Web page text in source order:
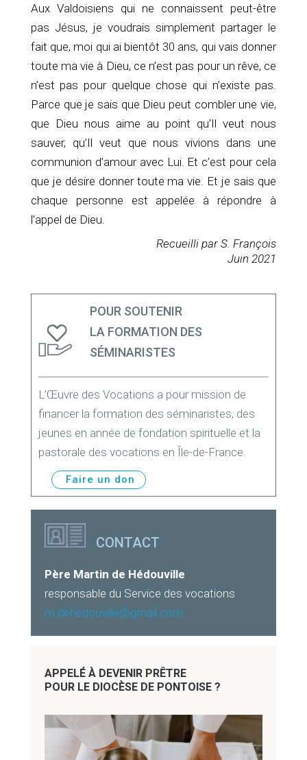
Aux Valdoisiens qui ne connaissent peut-être
pas Jésus, je voudrais simplement partager le
fait que, moi qui ai bientôt 30 ans, qui vais donner
toute ma vie à Dieu, ce n’est pas pour un rêve, ce
n’est pas pour quelque chose qui n’existe pas.
Parce que je sais que Dieu peut combler une vie,
que Dieu nous aime au point qu’Il veut nous
sauver, qu’Il veut que nous vivions dans une
communion d’amour avec Lui. Et c’est pour cela
que je désire donner toute ma vie. Et je sais que
chaque personne est appelée à répondre à
l’appel de Dieu.
Recueilli par S. François
Juin 2021
POUR SOUTENIR
LA FORMATION DES
SÉMINARISTES
L’Œuvre des Vocations a pour mission de
financer la formation des séminaristes, des
jeunes en année de fondation spirituelle et la
pastorale des vocations en Île-de-France.
Faire un don
CONTACT
Père Martin de Hédouville
responsable du Service des vocations
m.dehedouville@gmail.com
APPELÉ À DEVENIR PRÊTRE
POUR LE DIOCÈSE DE PONTOISE ?